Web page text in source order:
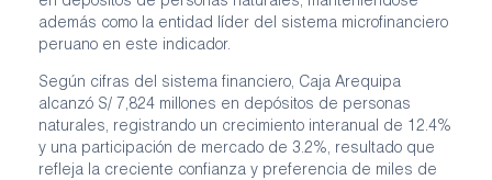
además como la entidad líder del sistema microfinanciero
peruano en este indicador.
Según cifras del sistema financiero, Caja Arequipa
alcanzó S/ 7,824 millones en depósitos de personas
naturales, registrando un crecimiento interanual de 12.4%
y una participación de mercado de 3.2%, resultado que
refleja la creciente confianza y preferencia de miles de